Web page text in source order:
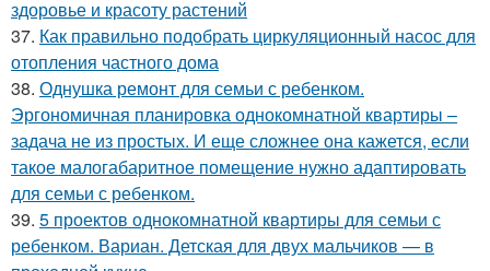
здоровье и красоту растений
37. Как правильно подобрать циркуляционный насос для
отопления частного дома
38. Однушка ремонт для семьи с ребенком.
Эргономичная планировка однокомнатной квартиры –
задача не из простых. И еще сложнее она кажется, если
такое малогабаритное помещение нужно адаптировать
для семьи с ребенком.
39. 5 проектов однокомнатной квартиры для семьи с
ребенком. Вариан. Детская для двух мальчиков — в